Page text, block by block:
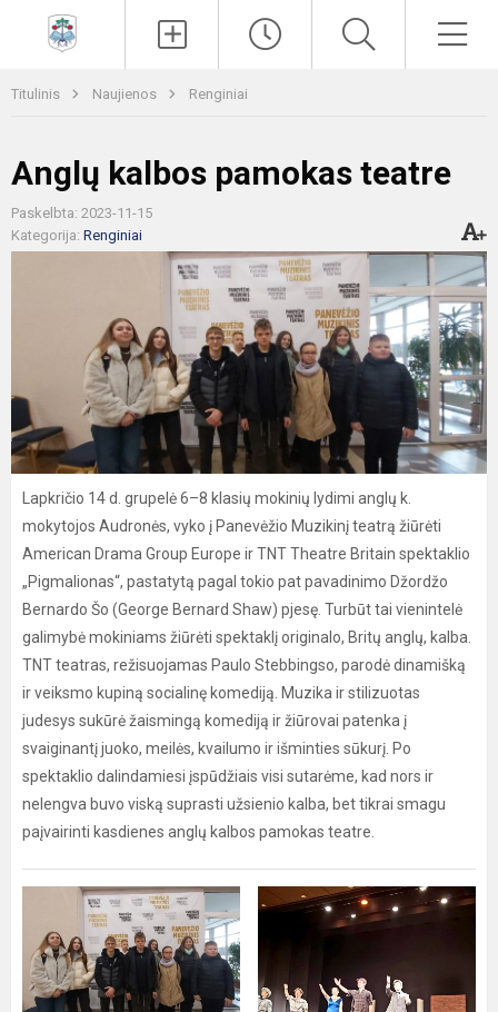
Titulinis Naujienos Renginiai
Anglų kalbos pamokas teatre
Paskelbta: 2023-11-15
Kategorija: Renginiai
Lapkričio 14 d. grupelė 6–8 klasių mokinių lydimi anglų k.
mokytojos Audronės, vyko į Panevėžio Muzikinį teatrą žiūrėti
American Drama Group Europe ir TNT Theatre Britain spektaklio
„Pigmalionas“, pastatytą pagal tokio pat pavadinimo Džordžo
Bernardo Šo (George Bernard Shaw) pjesę. Turbūt tai vienintelė
galimybė mokiniams žiūrėti spektaklį originalo, Britų anglų, kalba.
TNT teatras, režisuojamas Paulo Stebbingso, parodė dinamišką
ir veiksmo kupiną socialinę komediją. Muzika ir stilizuotas
judesys sukūrė žaismingą komediją ir žiūrovai patenka į
svaiginantį juoko, meilės, kvailumo ir išminties sūkurį. Po
spektaklio dalindamiesi įspūdžiais visi sutarėme, kad nors ir
nelengva buvo viską suprasti užsienio kalba, bet tikrai smagu
paįvairinti kasdienes anglų kalbos pamokas teatre.